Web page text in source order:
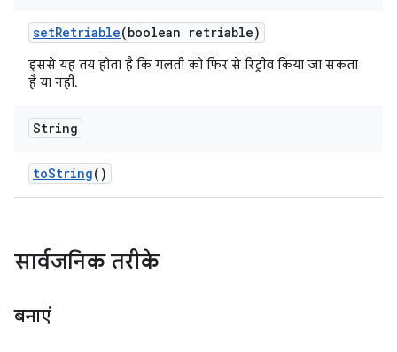
setRetriable(boolean retriable)
इससे यह तय होता है कि गलती को फिर से रिट्रीव किया जा सकता
है या नहीं.
String
toString()
सार्वजनिक तरीके
बनाएं